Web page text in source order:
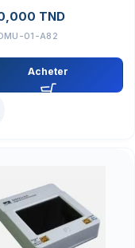
TND
01-A82
Acheter